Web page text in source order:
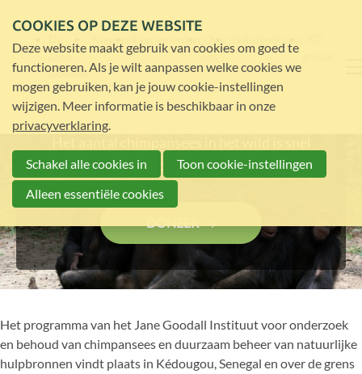
Jane
Goodall
ons
Bescherm wilde
chimpansees
aan het dalen. Help ons hen te beschermen.
Het programma van het Jane Goodall Instituut voor onderzoek
en behoud van chimpansees en duurzaam beheer van natuurlijke
hulpbronnen vindt plaats in Kédougou, Senegal en over de grens
COOKIES OP DEZE WEBSITE
Deze website maakt gebruik van cookies om goed te
functioneren. Als je wilt aanpassen welke cookies we
mogen gebruiken, kan je jouw cookie-instellingen
wijzigen. Meer informatie is beschikbaar in onze
privacyverklaring.
Schakel alle cookies in
Toon cookie-instellingen
Alleen essentiële cookies